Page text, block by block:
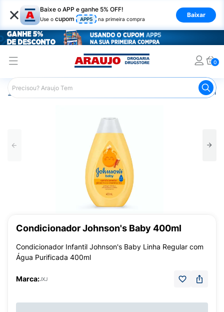
× Baixe o APP e ganhe 5% OFF!
Use o cupom APP5 na primeira compra
Baixar
0
Araujo Infantil Condicionador Infantil
Condicionador Johnson's Baby 400ml
Condicionador Infantil Johnson's Baby Linha Regular com
Água Purificada 400ml
Marca:JXJ